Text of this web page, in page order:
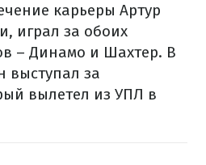
карьеры Артур
играл за обоих
– Динамо и Шахтер. В
выступал за
вылетел из УПЛ в